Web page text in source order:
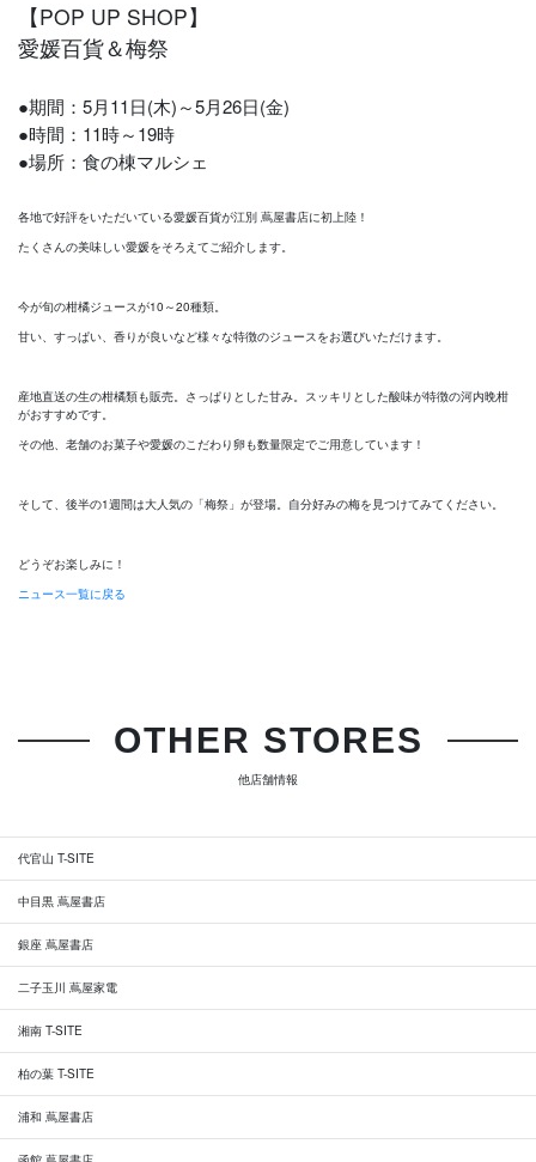
【POP UP SHOP】
愛媛百貨＆梅祭
●期間：5月11日(木)～5月26日(金)
●時間：11時～19時
●場所：食の棟マルシェ
各地で好評をいただいている愛媛百貨が江別 蔦屋書店に初上陸！
たくさんの美味しい愛媛をそろえてご紹介します。
今が旬の柑橘ジュースが10～20種類。
甘い、すっぱい、香りが良いなど様々な特徴のジュースをお選びいただけます。
産地直送の生の柑橘類も販売。さっぱりとした甘み。スッキリとした酸味が特徴の河内晩柑
がおすすめです。
その他、老舗のお菓子や愛媛のこだわり卵も数量限定でご用意しています！
そして、後半の1週間は大人気の「梅祭」が登場。自分好みの梅を見つけてみてください。
どうぞお楽しみに！
ニュース一覧に戻る
OTHER STORES
他店舗情報
代官山 T-SITE
中目黒 蔦屋書店
銀座 蔦屋書店
二子玉川 蔦屋家電
湘南 T-SITE
柏の葉 T-SITE
浦和 蔦屋書店